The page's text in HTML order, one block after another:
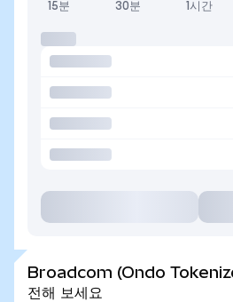
15분 30분 1시간
Broadcom (Ondo
전해 보세요